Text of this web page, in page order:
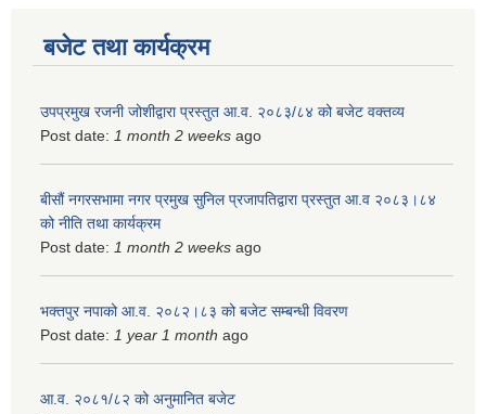
बजेट तथा कार्यक्रम
उपप्रमुख रजनी जोशीद्वारा प्रस्तुत आ.व. २०८३/८४ को बजेट वक्तव्य
Post date: 1 month 2 weeks ago
बीसौं नगरसभामा नगर प्रमुख सुनिल प्रजापतिद्वारा प्रस्तुत आ.व‍ २०८३।८४
को नीति तथा कार्यक्रम
Post date: 1 month 2 weeks ago
भक्तपुर नपाको आ.व. २०८२।८३ को बजेट सम्बन्धी विवरण
Post date: 1 year 1 month ago
आ.व. २०८१/८२ को अनुमानित बजेट